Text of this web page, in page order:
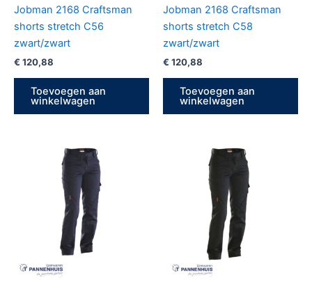
Jobman 2168 Craftsman
shorts stretch C56
zwart/zwart
€ 120,88
Toevoegen aan
winkelwagen
Jobman 2168 Craftsman
shorts stretch C58
zwart/zwart
€ 120,88
Toevoegen aan
winkelwagen